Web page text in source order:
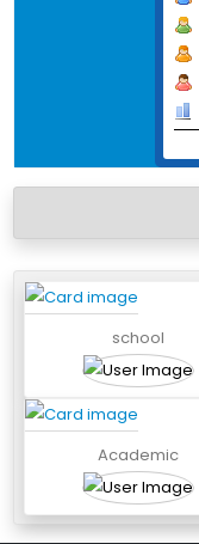
school
Academic